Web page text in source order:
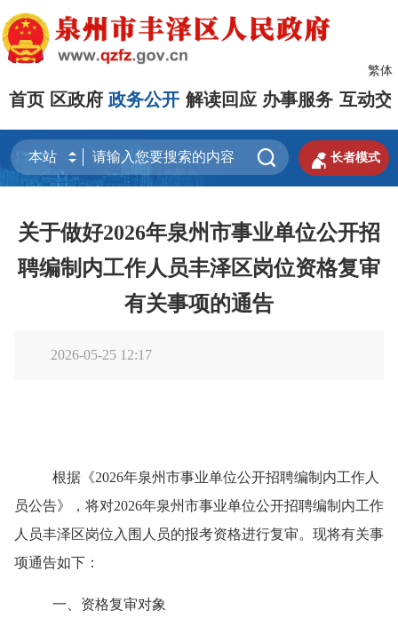
繁体
首页 区政府 政务公开 解读回应 办事服务 互动交
  长者模式
关于做好2026年泉州市事业单位公开招
聘编制内工作人员丰泽区岗位资格复审
有关事项的通告
2026-05-25 12:17
根据《2026年泉州市事业单位公开招聘编制内工作人
员公告》，将对2026年泉州市事业单位公开招聘编制内工作
人员丰泽区岗位入围人员的报考资格进行复审。现将有关事
项通告如下：
一、资格复审对象